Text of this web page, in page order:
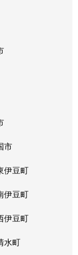
市
伊豆町
伊豆町
伊豆町
水町